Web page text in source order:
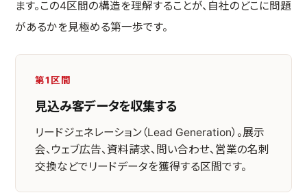
ます。この4区間の構造を理解することが、自社のどこに問題
があるかを見極める第一歩です。
第1区間
見込み客データを収集する
リードジェネレーション（Lead Generation）。展示
会、ウェブ広告、資料請求、問い合わせ、営業の名刺
交換などでリードデータを獲得する区間です。